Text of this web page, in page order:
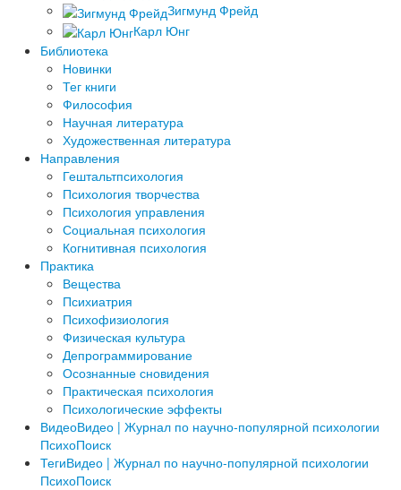
Зигмунд Фрейд
Карл Юнг
Библиотека
Новинки
Тег книги
Философия
Научная литература
Художественная литература
Направления
Гештальтпсихология
Психология творчества
Психология управления
Социальная психология
Когнитивная психология
Практика
Вещества
Психиатрия
Психофизиология
Физическая культура
Депрограммирование
Осознанные сновидения
Практическая психология
Психологические эффекты
ВидеоВидео | Журнал по научно-популярной психологии
ПсихоПоиск
ТегиВидео | Журнал по научно-популярной психологии
ПсихоПоиск